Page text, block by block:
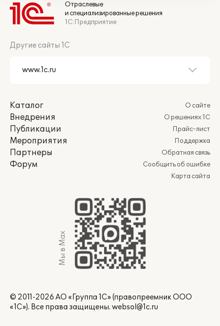
Отраслевые
и специализированные решения
1С:Предприятие
Другие сайты 1С
Каталог
Внедрения
Публикации
Мероприятия
Партнеры
Форум
О сайте
О решениях 1С
Прайс-лист
Поддержка
Обратная связь
Сообщить об ошибке
Карта сайта
Мы в Max
© 2011-2026 АО «Группа 1С» (правопреемник ООО
«1С»). Все права защищены. websol@1c.ru